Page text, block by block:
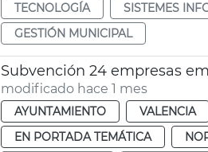
TECNOLOGÍA
SISTEMES
GESTIÓN MUNICIPAL
Subvención 24 empresas
modificado hace 1 mes
AYUNTAMIENTO VALENCIA
EN PORTADA TEMÁTICA